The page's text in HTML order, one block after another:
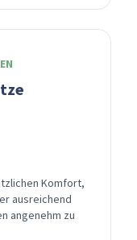
Komfort,
ausreichend
angenehm zu